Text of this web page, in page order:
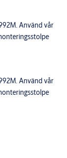
Använd vår
Använd vår